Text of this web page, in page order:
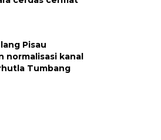
Pisau
normalisasi kanal
Tumbang